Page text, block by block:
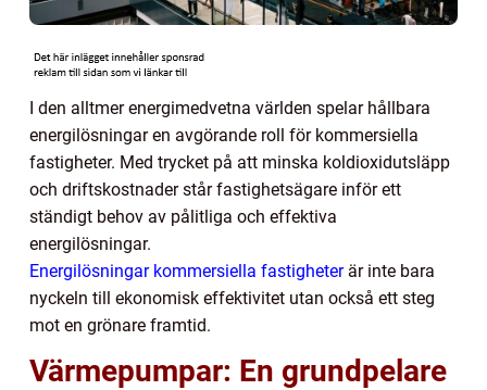
I den alltmer energimedvetna världen spelar hållbara
energilösningar en avgörande roll för kommersiella
fastigheter. Med trycket på att minska koldioxidutsläpp
och driftskostnader står fastighetsägare inför ett
ständigt behov av pålitliga och effektiva
energilösningar.
Energilösningar kommersiella fastigheterär inte bara
nyckeln till ekonomisk effektivitet utan också ett steg
mot en grönare framtid.
Värmepumpar: En grundpelare